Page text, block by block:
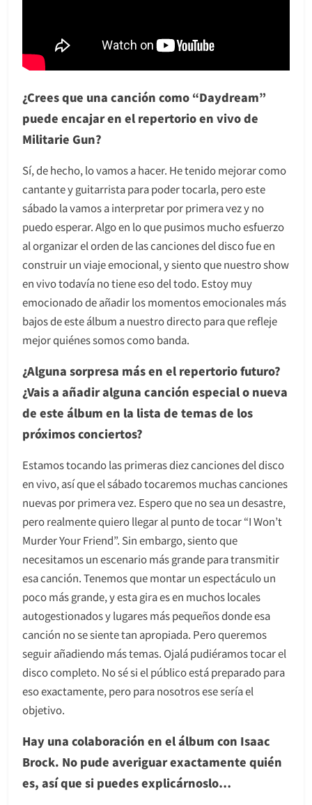
¿Crees que una canción como “Daydream”
puede encajar en el repertorio en vivo de
Militarie Gun?
Sí, de hecho, lo vamos a hacer. He tenido mejorar como
cantante y guitarrista para poder tocarla, pero este
sábado la vamos a interpretar por primera vez y no
puedo esperar. Algo en lo que pusimos mucho esfuerzo
al organizar el orden de las canciones del disco fue en
construir un viaje emocional, y siento que nuestro show
en vivo todavía no tiene eso del todo. Estoy muy
emocionado de añadir los momentos emocionales más
bajos de este álbum a nuestro directo para que refleje
mejor quiénes somos como banda.
¿Alguna sorpresa más en el repertorio futuro?
¿Vais a añadir alguna canción especial o nueva
de este álbum en la lista de temas de los
próximos conciertos?
Estamos tocando las primeras diez canciones del disco
en vivo, así que el sábado tocaremos muchas canciones
nuevas por primera vez. Espero que no sea un desastre,
pero realmente quiero llegar al punto de tocar “I Won’t
Murder Your Friend”. Sin embargo, siento que
necesitamos un escenario más grande para transmitir
esa canción. Tenemos que montar un espectáculo un
poco más grande, y esta gira es en muchos locales
autogestionados y lugares más pequeños donde esa
canción no se siente tan apropiada. Pero queremos
seguir añadiendo más temas. Ojalá pudiéramos tocar el
disco completo. No sé si el público está preparado para
eso exactamente, pero para nosotros ese sería el
objetivo.
Hay una colaboración en el álbum con Isaac
Brock. No pude averiguar exactamente quién
es, así que si puedes explicárnoslo…